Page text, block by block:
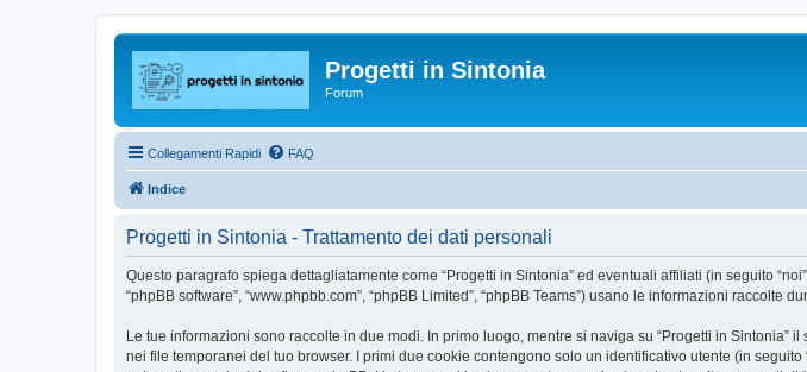
Progetti in Sintonia
Forum
Collegamenti Rapidi FAQ
Indice
Progetti in Sintonia - Trattamento dei dati personali
Questo paragrafo spiega dettagliatamente come “Progetti in Sintonia” ed eventuali affiliati (in seguito
“phpBB software”, “www.phpbb.com”, “phpBB Limited”, “phpBB Teams”) usano le informazioni raccolte
Le tue informazioni sono raccolte in due modi. In primo luogo, mentre si naviga su “Progetti in
nei file temporanei del tuo browser. I primi due cookie contengono solo un identificativo utente (in